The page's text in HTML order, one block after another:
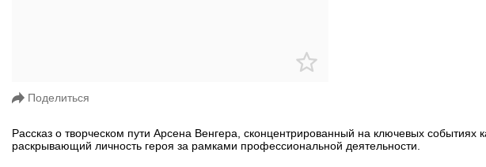
Поделиться
Рассказ о творческом пути Арсена Венгера, сконцентрированный на ключевых
раскрывающий личность героя за рамками профессиональной деятельности.